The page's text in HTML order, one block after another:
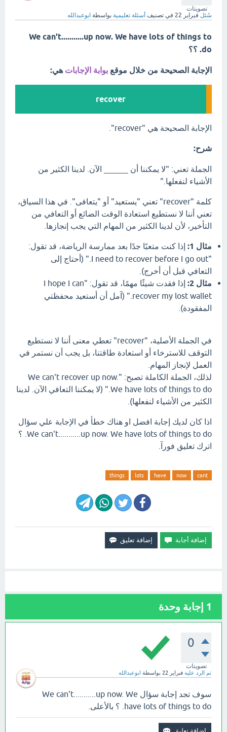
تصويتات
سُئل فبراير 22 في تصنيف أسئلة تعليمية بواسطة ابوعبدالله
We can't...........up now. We have lots of things to
do. ؟؟
الإجابة الصحيحة من خلال موقع بوابة الإجابات هي:
recover
الإجابة الصحيحة هي "recover".
شرح:
الجملة تعني: "لا يمكننا أن ______ الآن. لدينا الكثير من
الأشياء لنفعلها."
كلمة "recover" تعني "يستعيد" أو "يتعافى". في هذا السياق،
تعني أننا لا نستطيع استعادة الوقت الضائع أو التعافي من
التأخير، لأن لدينا الكثير من المهام التي يجب إنجازها.
مثال 1:
إذا كنت متعبًا جدًا بعد ممارسة الرياضة، قد تقول:
"I need to recover before I go out." (أحتاج إلى
التعافي قبل أن أخرج).
مثال 2:
إذا فقدت شيئًا مهمًا، قد تقول: "I hope I can
recover my lost wallet." (آمل أن أستعيد محفظتي
المفقودة).
في الجملة الأصلية، "recover" تعطي معنى أننا لا نستطيع
التوقف للاسترخاء أو استعادة طاقتنا، بل يجب أن نستمر في
العمل لإنجاز المهام.
لذلك، الجملة الكاملة تصبح: "We can't recover up now.
We have lots of things to do." (لا يمكننا التعافي الآن. لدينا
الكثير من الأشياء لنفعلها).
اذا كان لديك إجابة افضل او هناك خطأ في الإجابة علي سؤال
We can't...........up now. We have lots of things to do. ؟
اترك تعليق فورآ.
cant
now
have
lots
things
1 إجابة وحدة
0
تصويتات
تم الرد عليه فبراير 22 بواسطة ابوعبدالله
سوف تجد إجابة سؤال We can't...........up now. We
have lots of things to do. ؟ بالأعلى.